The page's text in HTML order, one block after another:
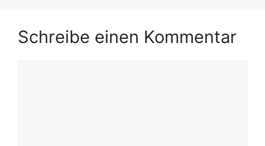
Schreibe einen Kommentar